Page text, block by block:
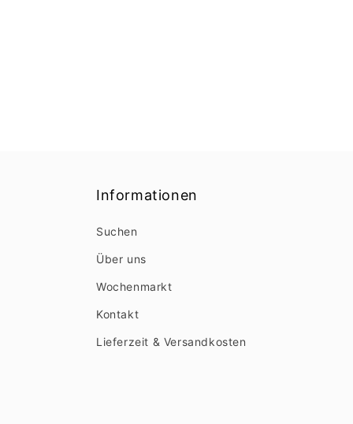
Informationen
Suchen
Über uns
Wochenmarkt
Kontakt
Lieferzeit & Versandkosten